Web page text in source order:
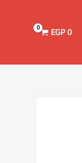
0
EGP